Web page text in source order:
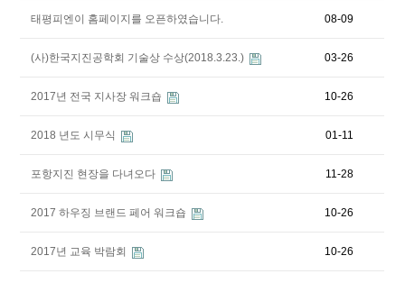
태평피엔이 홈페이지를 오픈하였습니다. 08-09
(사)한국지진공학회 기술상 수상(2018.3.23.) 03-26
2017년 전국 지사장 워크숍 10-26
2018 년도 시무식 01-11
포항지진 현장을 다녀오다 11-28
2017 하우징 브랜드 페어 워크숍 10-26
2017년 교육 박람회 10-26